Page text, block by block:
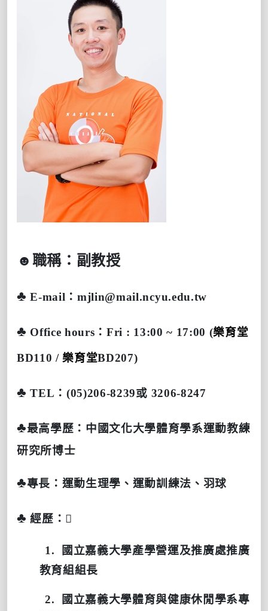
☻ 職稱：副教授
♣ E-mail ：mjlin@mail.ncyu.edu.tw
♣ Office hours ：Fri : 13:00 ~ 17:00 (樂育堂
BD110 / 樂育堂BD207)
♣ TEL ：(05)206-8239或 3206-8247
♣最高學歷： 中國文化大學體育學系運動教練
研究所博士
♣專長： 運動生理學、運動訓練法、羽球
♣ 經歷：
1.
國立嘉義大學產學營運及推廣處推廣
教育組組長
2.
國立嘉義大學體育與健康休閒學系專